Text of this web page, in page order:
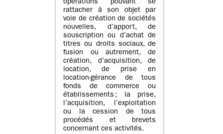
opérations pouvant se
rattacher à son objet par
voie de création de sociétés
nouvelles, d’apport, de
souscription ou d’achat de
titres ou droits sociaux, de
fusion ou autrement, de
création, d’acquisition, de
location, de prise en
location-gérance de tous
fonds de commerce ou
établissements ; la prise,
l’acquisition, l’exploitation
ou la cession de tous
procédés et brevets
concernant ces activités.